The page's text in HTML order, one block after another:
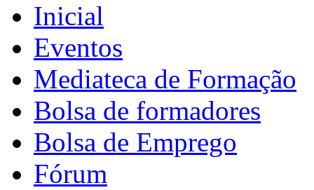
Inicial
Eventos
Mediateca de Formação
Bolsa de formadores
Bolsa de Emprego
Fórum